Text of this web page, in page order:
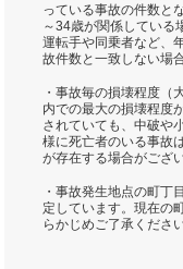
っている事故の件数と
～34歳が関係している
運転手や同乗者など、
故件数と一致しない場
・事故毎の損壊程度（
内での最大の損壊程度
されていても、中破や
様に死亡者のいる事故
が存在する場合がござ
・事故発生地点の町丁
定しています。現在の
らかじめご了承ください